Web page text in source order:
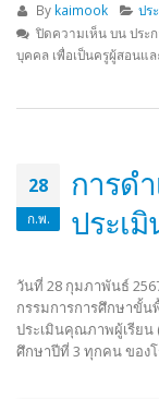
By kaimook ปร
ปิดความเห็นบน ประ
บุคคล เพื่อเป็นครูผู้สอนแ
28
ก.พ.
การด
ประเ
วันที่ 28 กุมภาพันธ์
กรรมการการศึกษาขั้
ประเมินคุณภาพผู้เรียน
ศึกษาปีที่ 3 ทุกคน ของ